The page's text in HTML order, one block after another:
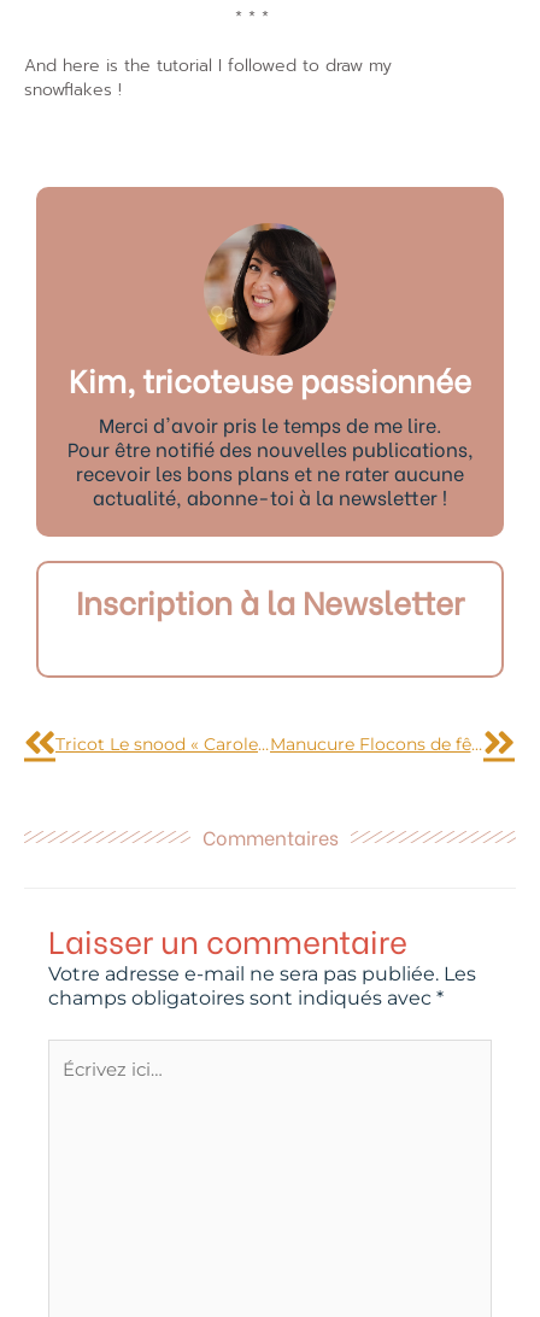
* * *
And here is the tutorial I followed to draw my
snowflakes !
Kim, tricoteuse passionnée
Merci d'avoir pris le temps de me lire.
Pour être notifié des nouvelles publications,
recevoir les bons plans et ne rater aucune
actualité, abonne-toi à la newsletter !
Inscription à la Newsletter
Tricot Le snood « Carole » avec explications et diagramme Manucure Flocons de fêtes
Commentaires
Laisser un commentaire
Votre adresse e-mail ne sera pas publiée. Les
champs obligatoires sont indiqués avec *
ici…